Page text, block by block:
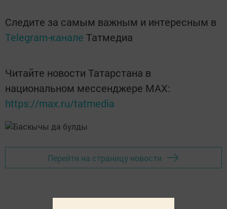
Следите за самым важным и интересным в
Telegram-канале Татмедиа
Читайте новости Татарстана в
национальном мессенджере MАХ:
https://max.ru/tatmedia
Перейти на страницу новости